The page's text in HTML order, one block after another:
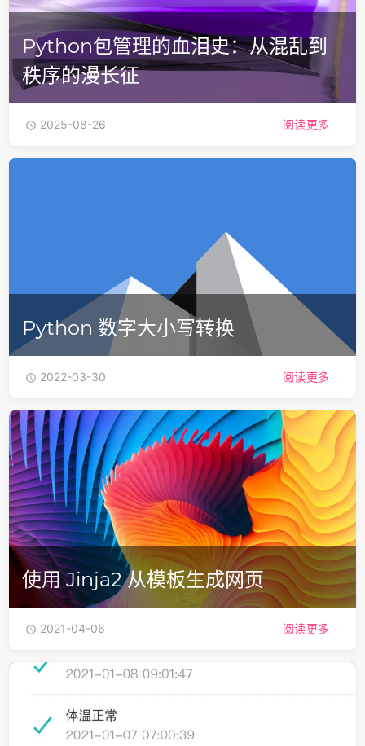
Python包管理的血泪史：从混乱到
秩序的漫长征
 2025-08-26 阅读更多
Python 数字大小写转换
 2022-03-30 阅读更多
使用 Jinja2 从模板生成网页
 2021-04-06 阅读更多